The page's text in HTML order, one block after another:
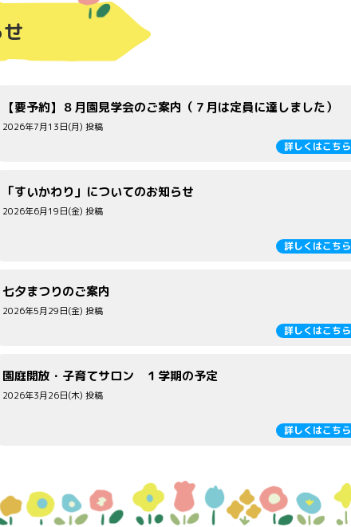
【要予約】８月園見学会のご案内（７月は定員に達しました）
2026年7月13日(月) 投稿
詳しくはこちら
「すいかわり」についてのお知らせ
2026年6月19日(金) 投稿
詳しくはこちら
七夕まつりのご案内
2026年5月29日(金) 投稿
詳しくはこちら
園庭開放・子育てサロン １学期の予定
2026年3月26日(木) 投稿
詳しくはこちら